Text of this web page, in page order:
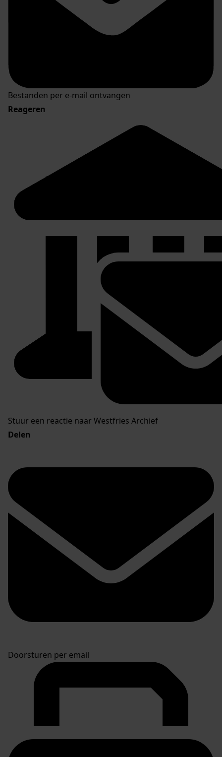
Bestanden per e-mail ontvangen
Reageren
Stuur een reactie naar Westfries Archief
Delen
Doorsturen per email